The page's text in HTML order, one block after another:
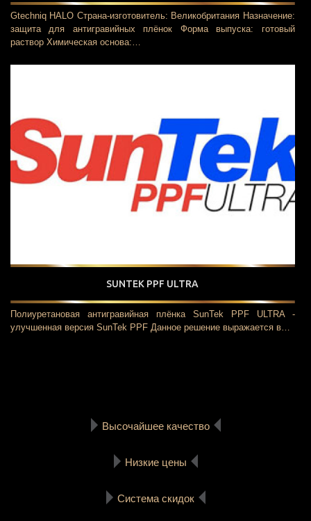
Gtechniq HALO Страна-изготовитель: Великобритания Назначение:
защита для антигравийных плёнок Форма выпуска: готовый
раствор Химическая основа:…
SUNTEK PPF ULTRA
Полиуретановая антигравийная плёнка SunTek PPF ULTRA -
улучшенная версия SunTek PPF Данное решение выражается в…
Высочайшее качество
Низкие цены
Система скидок